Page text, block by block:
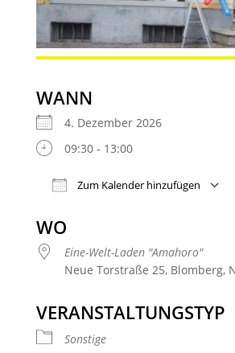
WANN
4. Dezember 2026
09:30 - 13:00
Zum Kalender hinzufügen
WO
Eine-Welt-Laden "Amahoro"
Neue Torstraße 25, Blomberg,
VERANSTALTUNGSTYP
Sonstige